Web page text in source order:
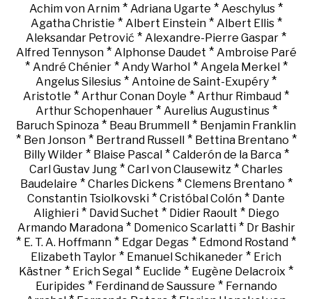
Achim von Arnim * Adriana Ugarte * Aeschylus *
Agatha Christie * Albert Einstein* Albert Ellis*
Aleksandar Petrović * Alexandre-Pierre Gaspar *
Alfred Tennyson* Alphonse Daudet * Ambroise Paré
* André Chénier* Andy Warhol * Angela Merkel *
Angelus Silesius * Antoine de Saint-Exupéry *
Aristotle * Arthur Conan Doyle * Arthur Rimbaud *
Arthur Schopenhauer* Aurelius Augustinus*
Baruch Spinoza * Beau Brummell * Benjamin Franklin
* Ben Jonson* Bertrand Russell * Bettina Brentano *
Billy Wilder* Blaise Pascal* Calderón de la Barca*
Carl Gustav Jung * Carl von Clausewitz * Charles
Baudelaire * Charles Dickens* Clemens Brentano *
Constantin Tsiolkovski * Cristóbal Colón * Dante
Alighieri* David Suchet * Didier Raoult * Diego
Armando Maradona* Domenico Scarlatti* Dr Bashir
* E. T. A. Hoffmann * Edgar Degas * Edmond Rostand *
Elizabeth Taylor * Emanuel Schikaneder * Erich
Kästner * Erich Segal * Euclide * Eugène Delacroix *
Euripides* Ferdinand de Saussure * Fernando